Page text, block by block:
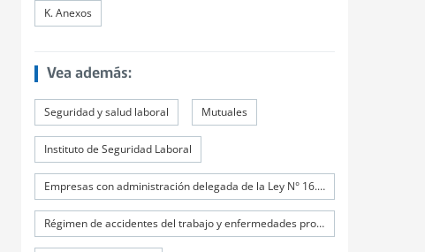
K. Anexos
Vea además:
Seguridad y salud laboral Mutuales
Instituto de Seguridad Laboral
Empresas con administración delegada de la Ley N° 16.744
Régimen de accidentes del trabajo y enfermedades profesionales